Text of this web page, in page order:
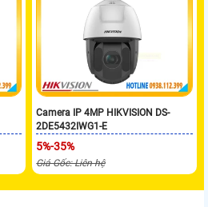
Camera IP 4MP HIKVISION DS-
2DE5432IWG1-E
5%-35%
Giá Gốc: Liên hệ